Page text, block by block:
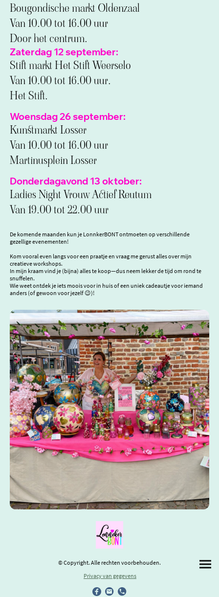
Bougondische markt Oldenzaal
Van 10.00 tot 16.00 uur
Door het centrum.
Zaterdag 12 september:
Stift markt Het Stift Weerselo
Van 10.00 tot 16.00 uur.
Het Stift.
Woensdag 26 september:
Kunstmarkt Losser
Van 10.00 tot 16.00 uur
Martinusplein Losser
Donderdagavond 13 oktober:
Ladies Night Vrouw Actief Reutum
Van 19.00 tot 22.00 uur
De komende maanden kun je LonnkerBONT ontmoeten op verschillende
gezellige evenementen!
Kom vooral even langs voor een praatje en vraag me gerust alles over mijn
creatieve workshops.
In mijn kraam vind je (bijna) alles te koop—dus neem lekker de tijd om rond te
snuffelen.
Wie weet ontdek je iets moois voor in huis of een uniek cadeautje voor iemand
anders (of gewoon voor jezelf 😉)!
© Copyright. Alle rechten voorbehouden.
Privacy van gegevens